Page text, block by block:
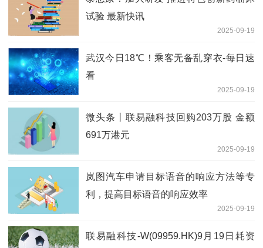
试验 最新快讯
2025-09-19
武汉今日18℃！乘客无备乱穿衣-每日速
看
2025-09-19
微头条丨联易融科技回购203万股 金额
691万港元
2025-09-19
岚图汽车申请目标语音的响应方法等专
利，提高目标语音的响应效率
2025-09-19
联易融科技-W(09959.HK)9月19日耗资